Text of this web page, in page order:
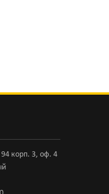
корп. 3, оф. 4